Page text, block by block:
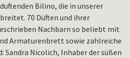
Bilino, die in unserer
70 Düften und ihrer
Nachbarn so beliebt mit
Armaturenbrett sowie zahlreiche
Sandra Nicolich, Inhaber der süßen